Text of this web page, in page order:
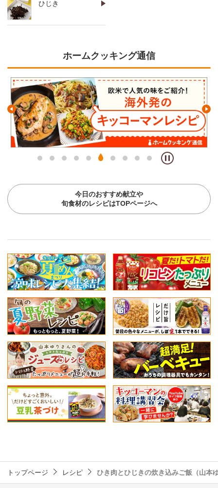
ひじき
ホームクッキング通信
今日のおすすめ献立や
旬食材のレシピはTOPページへ
トップページ レシピ ひき肉とひじきの炊き込みご飯（山